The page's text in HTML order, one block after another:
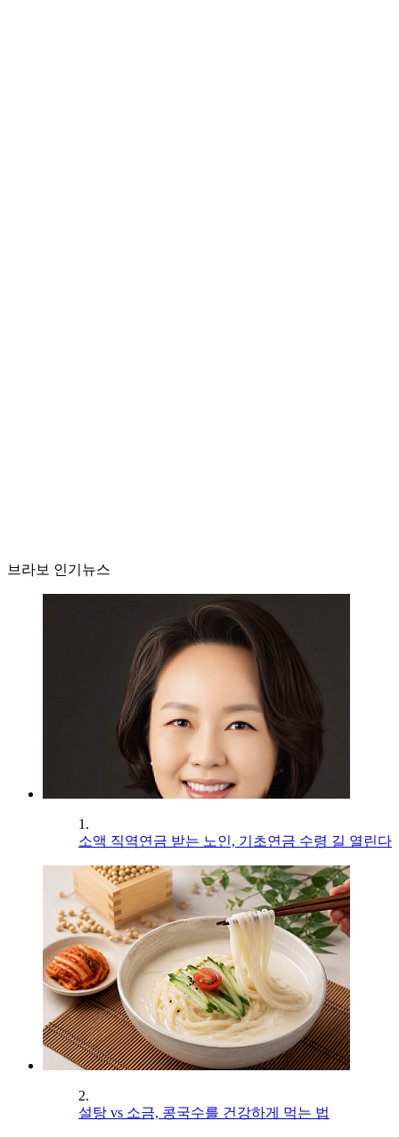
브라보 인기뉴스
1.
소액 직역연금 받는 노인, 기초연금 수령 길 열린다
2.
설탕 vs 소금, 콩국수를 건강하게 먹는 법